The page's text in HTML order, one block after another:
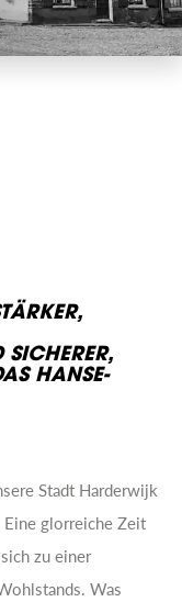
SICHERER,
HANSE-
Stadt Harderwijk
Eine glorreiche Zeit
zu einer
Was